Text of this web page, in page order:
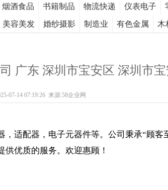
烟酒食品 书籍制品 物流快递 仪表电子
美容美发 婚纱摄影 制造业 有色金属 木
广东 深圳市宝安区 深圳市宝
07-14 07:19:26 来源:58企业网
适配器，电子元器件等。公司秉承“顾客
供优质的服务。欢迎惠顾！